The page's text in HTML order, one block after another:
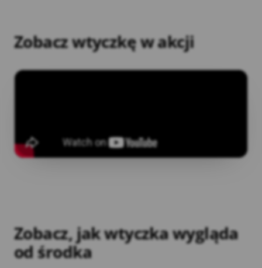
Zobacz wtyczkę w akcji
Zobacz, jak wtyczka wygląda
od środka